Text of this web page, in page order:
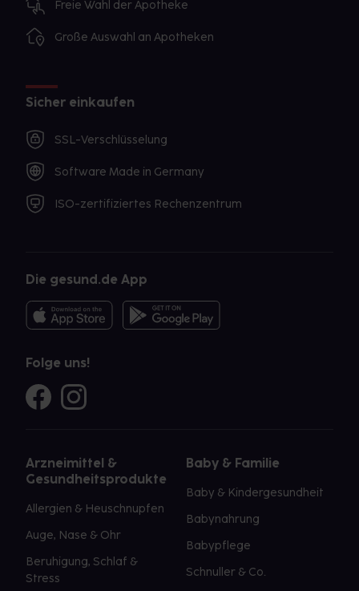
Freie Wahl der Apotheke
Große Auswahl an Apotheken
Sicher einkaufen
SSL-Verschlüsselung
Software Made in Germany
ISO-zertifiziertes Rechenzentrum
Die gesund.de App
Folge uns!
Arzneimittel &
Gesundheitsprodukte
Allergien & Heuschnupfen
Auge, Nase & Ohr
Beruhigung, Schlaf &
Stress
Baby & Familie
Baby & Kindergesundheit
Babynahrung
Babypflege
Schnuller & Co.